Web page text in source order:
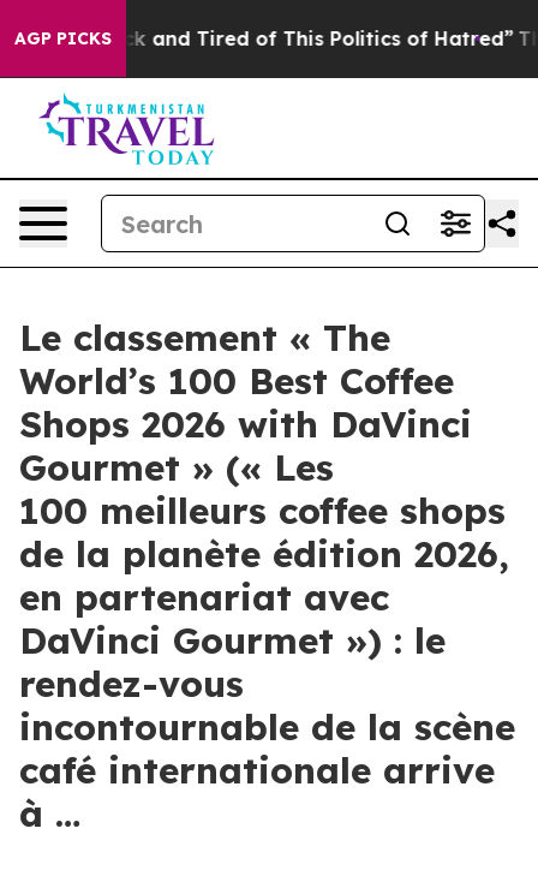
AGP PICKS
Sick and Tired of This Politics of Hatred” The
Le classement « The
World’s 100 Best Coffee
Shops 2026 with DaVinci
Gourmet » (« Les
100 meilleurs coffee shops
de la planète édition 2026,
en partenariat avec
DaVinci Gourmet ») : le
rendez-vous
incontournable de la scène
café internationale arrive
à …